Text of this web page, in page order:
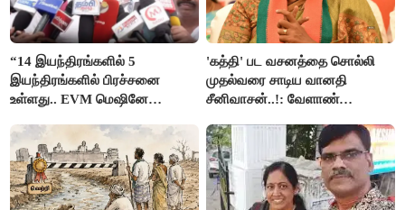
“14 இயந்திரங்களில் 5
இயந்திரங்களில் பிரச்சனை
உள்ளது.. EVM மெஷினே
இளங்கோ
'கத்தி' பட வசனத்தை சொல்லி
முதல்வரை சாடிய வானதி
சீனிவாசன்..!: வேளாண்
எதிர்ப்பு!